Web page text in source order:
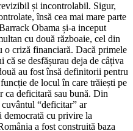
și incontrolabil. Sigur,
însă cea mai mare parte
Obama și-a inceput
cu două războaie, cel din
criză financiară. Dacă primele
se desfășurau deja de câțiva
au fost însă definitorii pentru
de locul în care trăiești pe
ca deficitară sau bună. Din
“deficitar” ar
democrată cu privire la
a fost construită baza